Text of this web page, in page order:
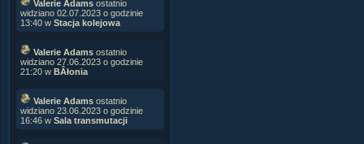
Valerie Adams ostatnio
widziano 02.07.2023 o godzinie
13:40 w Stacja kolejowa
Valerie Adams ostatnio
widziano 27.06.2023 o godzinie
21:20 w BÂłonia
Valerie Adams ostatnio
widziano 23.06.2023 o godzinie
16:46 w Sala transmutacji